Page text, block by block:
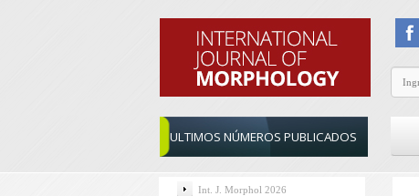
ULTIMOS NÚMEROS PUBLICADOS
Int. J. Morphol 2026